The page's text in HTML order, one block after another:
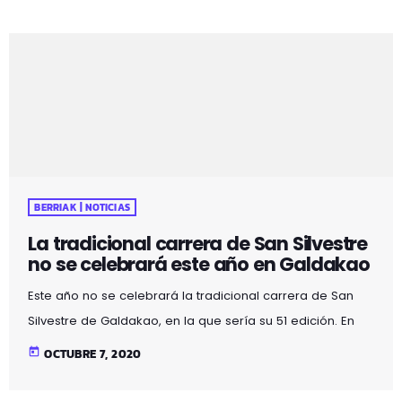
BERRIAK | NOTICIAS
La tradicional carrera de San Silvestre
no se celebrará este año en Galdakao
Este año no se celebrará la tradicional carrera de San
Silvestre de Galdakao, en la que sería su 51 edición. En
esta época que vivimos se suceden las malas noticias
today OCTUBRE 7, 2020